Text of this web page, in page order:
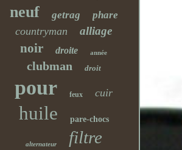
neuf getrag phare
countryman alliage
noir droite année
clubman droit
pour feux cuir
huile pare-chocs
alternateur filtre